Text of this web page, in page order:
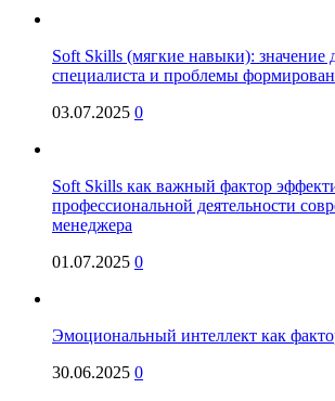
Soft Skills (мягкие навыки): значение
специалиста и проблемы
03.07.2025 0
Soft Skills как важный фактор
профессиональной деятельности
менеджера
01.07.2025 0
Эмоциональный интеллект как
30.06.2025 0